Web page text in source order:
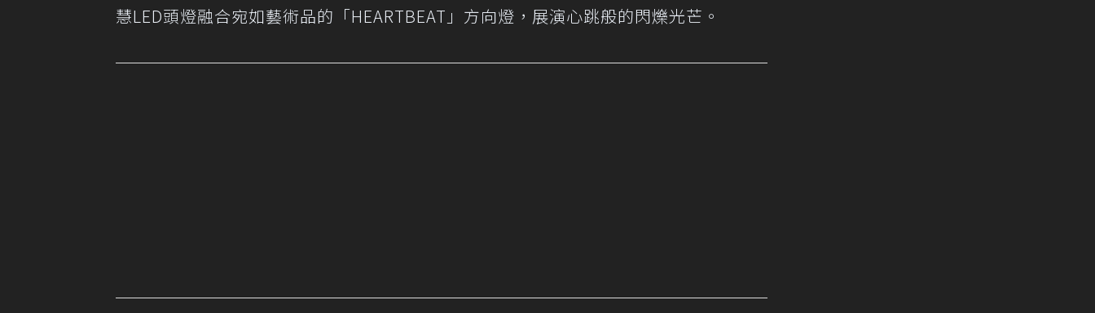
慧LED頭燈融合宛如藝術品的「HEARTBEAT」方向燈，展演心跳般的閃爍光芒。